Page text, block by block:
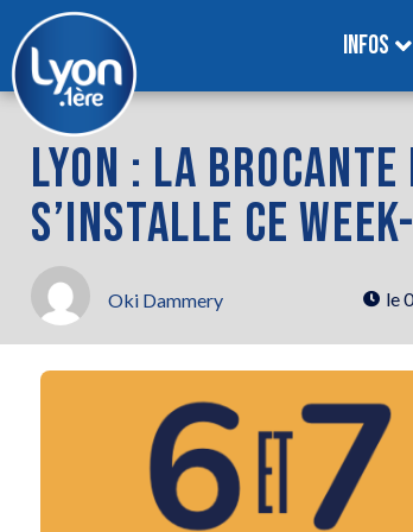
INFOS
LYON : LA
S’INSTALLE CE
Oki Dammery le